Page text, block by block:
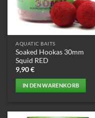
können
auf
Produktseite
gewählt
werden
AQUATIC BAITS
Soaked Hookas 30mm
Squid RED
9,90€
IN DEN WARENKORB